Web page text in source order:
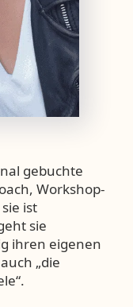
gebuchte
Workshop-
ist
sie
ihren eigenen
„die